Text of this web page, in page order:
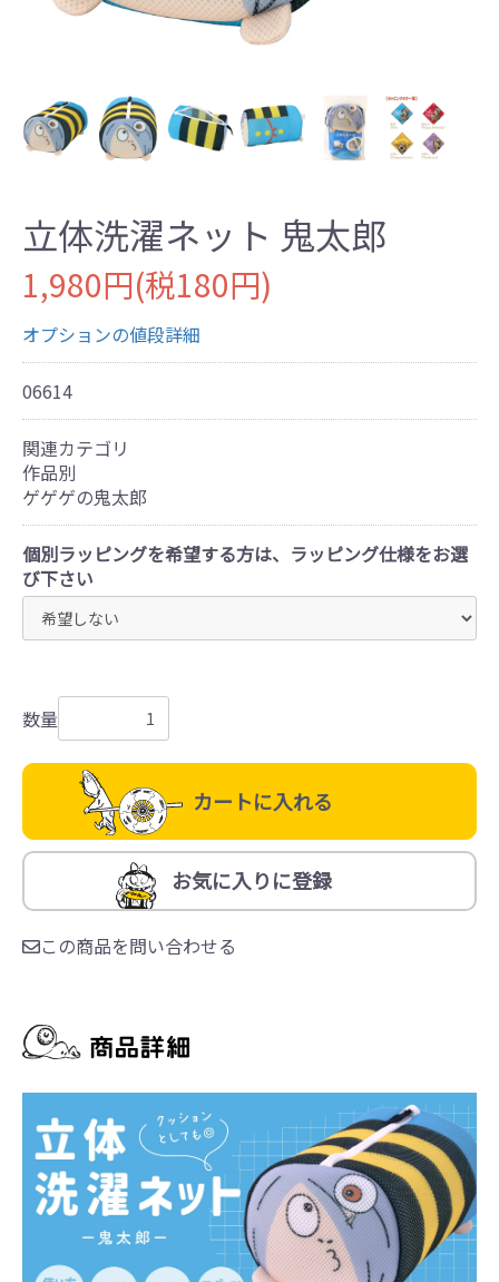
立体洗濯ネット 鬼太郎
1,980円(税180円)
オプションの値段詳細
06614
関連カテゴリ
作品別
ゲゲゲの鬼太郎
個別ラッピングを希望する方は、ラッピング仕様をお選
び下さい
数量
カートに入れる
お気に入りに登録
この商品を問い合わせる